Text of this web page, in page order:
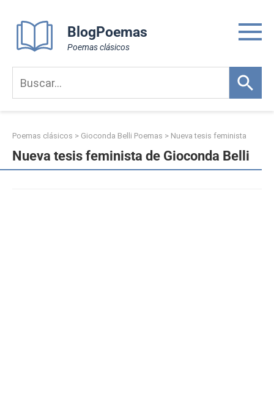
content
BlogPoemas
Poemas clásicos
Poemas clásicos > Gioconda Belli Poemas > Nueva tesis feminista
Nueva tesis feminista de Gioconda Belli